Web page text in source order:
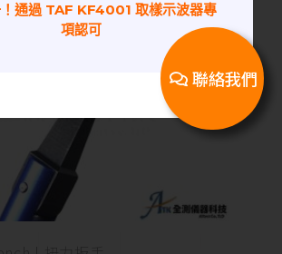
通過 TAF KF4001 取樣示波器專
項認可
聯絡我們